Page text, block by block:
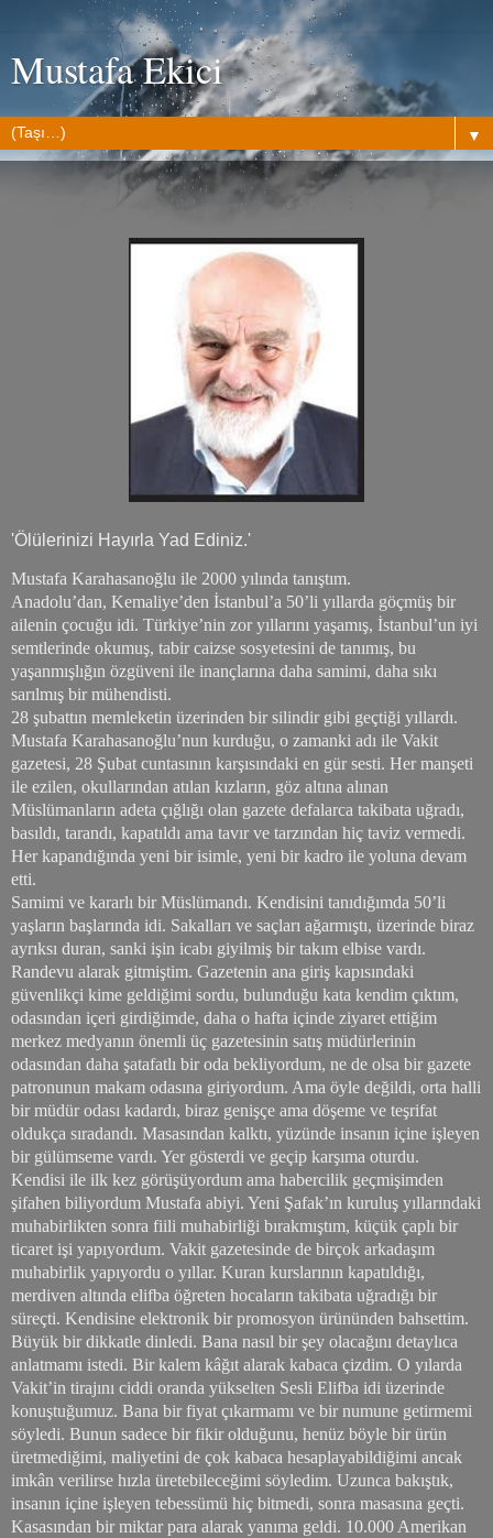
Mustafa Ekici
▼
'Ölülerinizi Hayırla Yad Ediniz.'
Mustafa Karahasanoğlu ile 2000 yılında tanıştım.
Anadolu’dan, Kemaliye’den İstanbul’a 50’li yıllarda göçmüş bir
ailenin çocuğu idi. Türkiye’nin zor yıllarını yaşamış, İstanbul’un iyi
semtlerinde okumuş, tabir caizse sosyetesini de tanımış, bu
yaşanmışlığın özgüveni ile inançlarına daha samimi, daha sıkı
sarılmış bir mühendisti.
28 şubattın memleketin üzerinden bir silindir gibi geçtiği yıllardı.
Mustafa Karahasanoğlu’nun kurduğu, o zamanki adı ile Vakit
gazetesi, 28 Şubat cuntasının karşısındaki en gür sesti. Her manşeti
ile ezilen, okullarından atılan kızların, göz altına alınan
Müslümanların adeta çığlığı olan gazete defalarca takibata uğradı,
basıldı, tarandı, kapatıldı ama tavır ve tarzından hiç taviz vermedi.
Her kapandığında yeni bir isimle, yeni bir kadro ile yoluna devam
etti.
Samimi ve kararlı bir Müslümandı. Kendisini tanıdığımda 50’li
yaşların başlarında idi. Sakalları ve saçları ağarmıştı, üzerinde biraz
ayrıksı duran, sanki işin icabı giyilmiş bir takım elbise vardı.
Randevu alarak gitmiştim. Gazetenin ana giriş kapısındaki
güvenlikçi kime geldiğimi sordu, bulunduğu kata kendim çıktım,
odasından içeri girdiğimde, daha o hafta içinde ziyaret ettiğim
merkez medyanın önemli üç gazetesinin satış müdürlerinin
odasından daha şatafatlı bir oda bekliyordum, ne de olsa bir gazete
patronunun makam odasına giriyordum. Ama öyle değildi, orta halli
bir müdür odası kadardı, biraz genişçe ama döşeme ve teşrifat
oldukça sıradandı. Masasından kalktı, yüzünde insanın içine işleyen
bir gülümseme vardı. Yer gösterdi ve geçip karşıma oturdu.
Kendisi ile ilk kez görüşüyordum ama habercilik geçmişimden
şifahen biliyordum Mustafa abiyi. Yeni Şafak’ın kuruluş yıllarındaki
muhabirlikten sonra fiili muhabirliği bırakmıştım, küçük çaplı bir
ticaret işi yapıyordum. Vakit gazetesinde de birçok arkadaşım
muhabirlik yapıyordu o yıllar. Kuran kurslarının kapatıldığı,
merdiven altında elifba öğreten hocaların takibata uğradığı bir
süreçti. Kendisine elektronik bir promosyon ürününden bahsettim.
Büyük bir dikkatle dinledi. Bana nasıl bir şey olacağını detaylıca
anlatmamı istedi. Bir kalem kâğıt alarak kabaca çizdim. O yılarda
Vakit’in tirajını ciddi oranda yükselten Sesli Elifba idi üzerinde
konuştuğumuz. Bana bir fiyat çıkarmamı ve bir numune getirmemi
söyledi. Bunun sadece bir fikir olduğunu, henüz böyle bir ürün
üretmediğimi, maliyetini de çok kabaca hesaplayabildiğimi ancak
imkân verilirse hızla üretebileceğimi söyledim. Uzunca bakıştık,
insanın içine işleyen tebessümü hiç bitmedi, sonra masasına geçti.
Kasasından bir miktar para alarak yanıma geldi. 10.000 Amerikan